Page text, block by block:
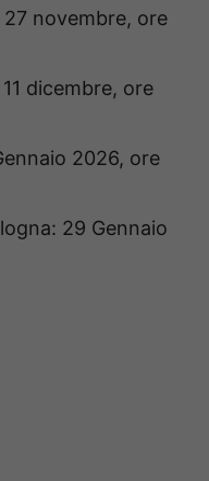
novembre, ore
dicembre, ore
2026, ore
29 Gennaio